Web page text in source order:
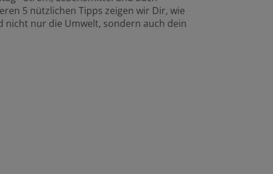
5 nützlichen Tipps zeigen wir Dir, wie
nicht nur die Umwelt, sondern auch dein